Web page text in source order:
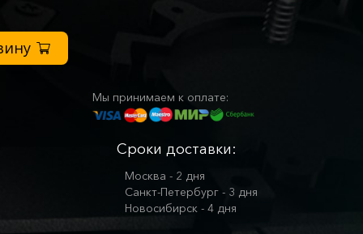
Мы принимаем к оплате:
Сроки доставки:
Москва - 2 дня
Санкт-Петербург - 3 дня
Новосибирск - 4 дня